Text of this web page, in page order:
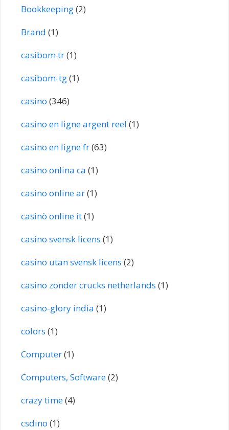
Bookkeeping(2)
Brand (1)
casibom tr(1)
casibom-tg(1)
casino (346)
casino en ligne argent reel (1)
casino en ligne fr(63)
casino onlina ca (1)
casino online ar(1)
casinò online it(1)
casino svensk licens (1)
casino utan svensk licens (2)
casino zonder crucks netherlands (1)
casino-glory india (1)
colors (1)
Computer(1)
Computers, Software(2)
crazy time(4)
csdino (1)